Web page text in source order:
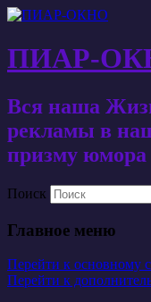
ПИАР-
Вся наша
рекламы в
призму юмора
Поиск
Главное меню
Перейти к основному
Перейти к